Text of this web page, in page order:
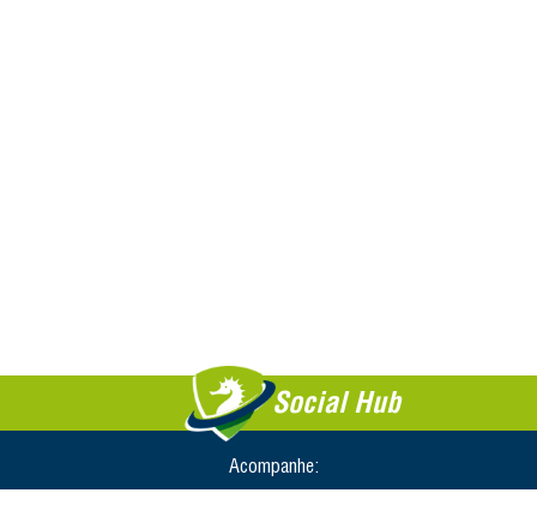
Social Hub
Acompanhe: